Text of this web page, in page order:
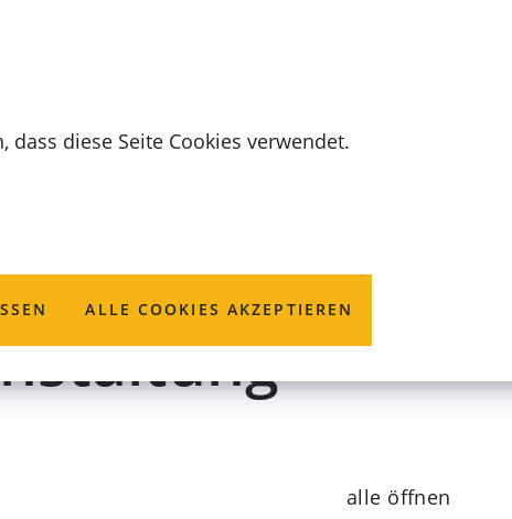
diese Seite Cookies verwendet.
ALLE COOKIES AKZEPTIEREN
einer
alle öffnen